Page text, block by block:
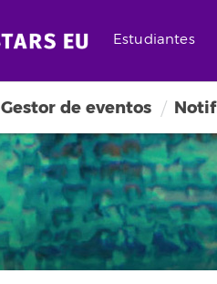
Estudiantes
Gestor de eventos